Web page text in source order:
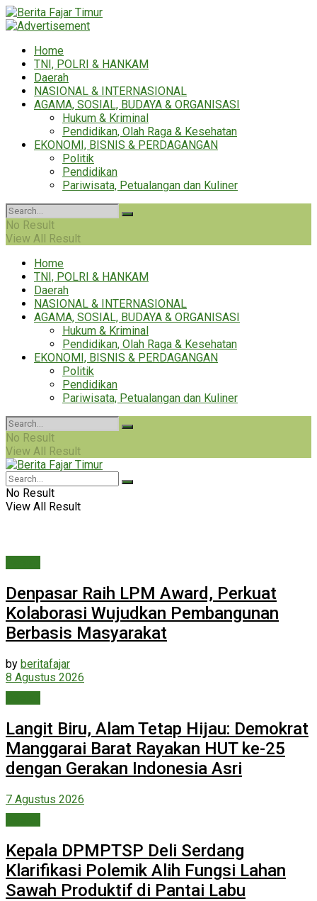
Home
TNI, POLRI & HANKAM
Daerah
NASIONAL & INTERNASIONAL
AGAMA, SOSIAL, BUDAYA & ORGANISASI
Hukum & Kriminal
Pendidikan, Olah Raga & Kesehatan
EKONOMI, BISNIS & PERDAGANGAN
Politik
Pendidikan
Pariwisata, Petualangan dan Kuliner
No Result
View All Result
Home
TNI, POLRI & HANKAM
Daerah
NASIONAL & INTERNASIONAL
AGAMA, SOSIAL, BUDAYA & ORGANISASI
Hukum & Kriminal
Pendidikan, Olah Raga & Kesehatan
EKONOMI, BISNIS & PERDAGANGAN
Politik
Pendidikan
Pariwisata, Petualangan dan Kuliner
No Result
View All Result
No Result
View All Result
Denpasar Raih LPM Award, Perkuat
Kolaborasi Wujudkan Pembangunan
Berbasis Masyarakat
by beritafajar
8 Agustus 2026
Langit Biru, Alam Tetap Hijau: Demokrat
Manggarai Barat Rayakan HUT ke-25
dengan Gerakan Indonesia Asri
7 Agustus 2026
Kepala DPMPTSP Deli Serdang
Klarifikasi Polemik Alih Fungsi Lahan
Sawah Produktif di Pantai Labu